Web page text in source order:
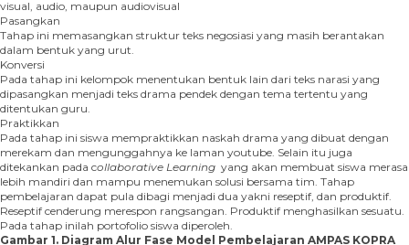
visual, audio, maupun audiovisual
Pasangkan
Tahap ini memasangkan struktur teks negosiasi yang masih berantakan
dalam bentuk yang urut.
Konversi
Pada tahap ini kelompok menentukan bentuk lain dari teks narasi yang
dipasangkan menjadi teks drama pendek dengan tema tertentu yang
ditentukan guru.
Praktikkan
Pada tahap ini siswa mempraktikkan naskah drama yang dibuat dengan
merekam dan mengunggahnya ke laman youtube. Selain itu juga
ditekankan pada collaborative Learning yang akan membuat siswa merasa
lebih mandiri dan mampu menemukan solusi bersama tim. Tahap
pembelajaran dapat pula dibagi menjadi dua yakni reseptif, dan produktif.
Reseptif cenderung merespon rangsangan. Produktif menghasilkan sesuatu.
Pada tahap inilah portofolio siswa diperoleh.
Gambar 1. Diagram Alur Fase Model Pembelajaran AMPAS KOPRA